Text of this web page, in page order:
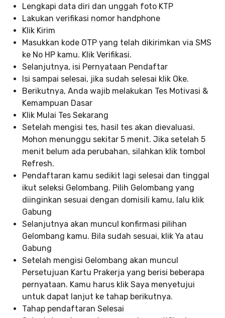
Lengkapi data diri dan unggah foto KTP
Lakukan verifikasi nomor handphone
Klik Kirim
Masukkan kode OTP yang telah dikirimkan via SMS
ke No HP kamu. Klik Verifikasi.
Selanjutnya, isi Pernyataan Pendaftar
Isi sampai selesai, jika sudah selesai klik Oke.
Berikutnya, Anda wajib melakukan Tes Motivasi &
Kemampuan Dasar
Klik Mulai Tes Sekarang
Setelah mengisi tes, hasil tes akan dievaluasi.
Mohon menunggu sekitar 5 menit. Jika setelah 5
menit belum ada perubahan, silahkan klik tombol
Refresh.
Pendaftaran kamu sedikit lagi selesai dan tinggal
ikut seleksi Gelombang. Pilih Gelombang yang
diinginkan sesuai dengan domisili kamu, lalu klik
Gabung
Selanjutnya akan muncul konfirmasi pilihan
Gelombang kamu. Bila sudah sesuai, klik Ya atau
Gabung
Setelah mengisi Gelombang akan muncul
Persetujuan Kartu Prakerja yang berisi beberapa
pernyataan. Kamu harus klik Saya menyetujui
untuk dapat lanjut ke tahap berikutnya.
Tahap pendaftaran Selesai